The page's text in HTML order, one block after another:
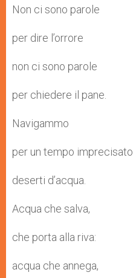
Non ci sono parole
per dire l’orrore
non ci sono parole
per chiedere il pane.
Navigammo
per un tempo imprecisato
deserti d’acqua.
Acqua che salva,
che porta alla riva:
acqua che annega,